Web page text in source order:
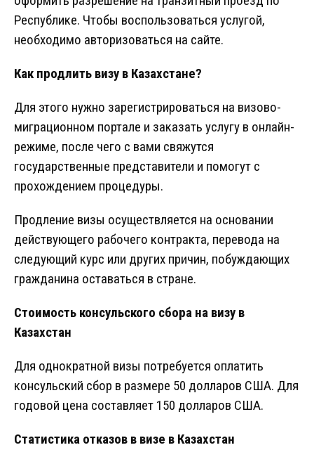
Республике. Чтобы воспользоваться услугой,
необходимо авторизоваться на сайте.
Как продлить визу в Казахстане?
Для этого нужно зарегистрироваться на визово-
миграционном портале и заказать услугу в онлайн-
режиме, после чего с вами свяжутся
государственные представители и помогут с
прохождением процедуры.
Продление визы осуществляется на основании
действующего рабочего контракта, перевода на
следующий курс или других причин, побуждающих
гражданина оставаться в стране.
Стоимость консульского сбора на визу в
Казахстан
Для однократной визы потребуется оплатить
консульский сбор в размере 50 долларов США. Для
годовой цена составляет 150 долларов США.
Статистика отказов в визе в Казахстан